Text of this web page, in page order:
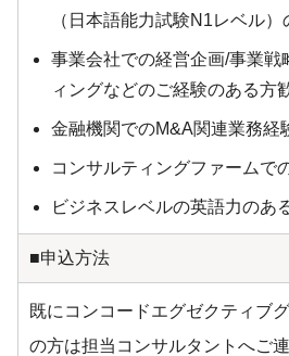
（日本語能力試験N1レベル）
事業会社での経営企画/事業戦
ィングなどのご経験のある方
金融機関でのM&A関連業務経
コンサルティングファームで
ビジネスレベルの英語力のあ
■申込方法
既にコンコードエグゼクティブ
の方は担当コンサルタントへご連